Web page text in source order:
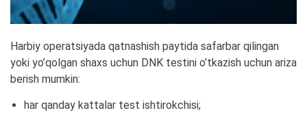
Harbiy operatsiyada qatnashish paytida safarbar qilingan
yoki yo’qolgan shaxs uchun DNK testini o’tkazish uchun ariza
berish mumkin:
har qanday kattalar test ishtirokchisi;